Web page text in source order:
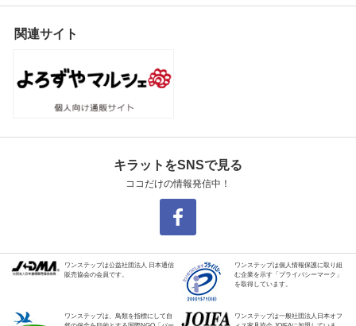
関連サイト
キラットをSNSで見る
ココだけの情報発信中！
ワンステップは公益社団法人 日本通信
販売協会の会員です。
ワンステップは個人情報保護に取り組
む企業を示す「プライバシーマーク」
を取得しています。
ワンステップは、鳥類を指標にして自
ワンステップは一般社団法人日本オフ